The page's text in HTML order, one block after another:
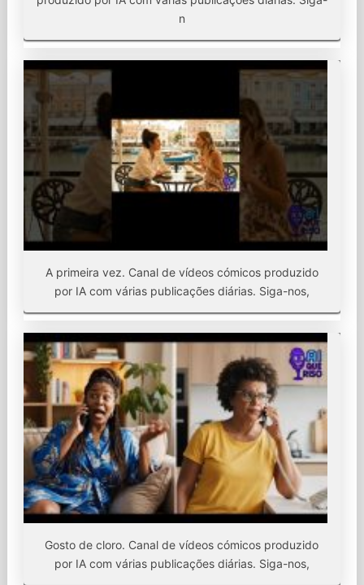
n
A primeira vez. Canal de vídeos cómicos produzido
por IA com várias publicações diárias. Siga-nos,
Gosto de cloro. Canal de vídeos cómicos produzido
por IA com várias publicações diárias. Siga-nos,